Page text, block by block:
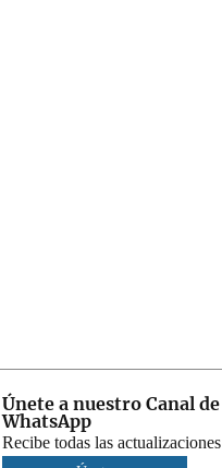
Únete a nuestro Canal de
WhatsApp
Recibe todas las actualizaciones